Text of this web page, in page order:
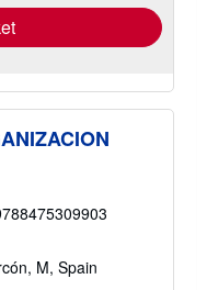
M, Spain